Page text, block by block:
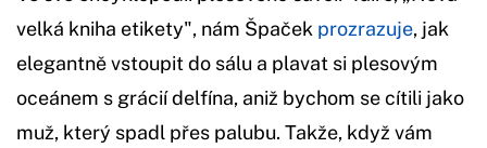
velká kniha etikety", nám Špaček prozrazuje, jak
elegantně vstoupit do sálu a plavat si plesovým
oceánem s grácií delfína, aniž bychom se cítili jako
muž, který spadl přes palubu. Takže, když vám